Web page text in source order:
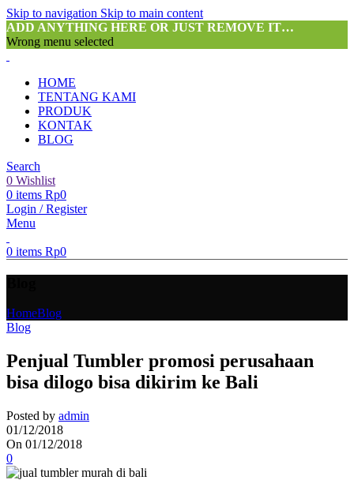
Skip to navigation Skip to main content
ADD ANYTHING HERE OR JUST REMOVE IT…
Wrong menu selected
HOME
TENTANG KAMI
PRODUK
KONTAK
BLOG
Search
0 Wishlist
0 items Rp0
Login / Register
Menu
0 items Rp0
HomeBlog
Blog
Penjual Tumbler promosi perusahaan
bisa dilogo bisa dikirim ke Bali
Posted by admin
01/12/2018
On 01/12/2018
0